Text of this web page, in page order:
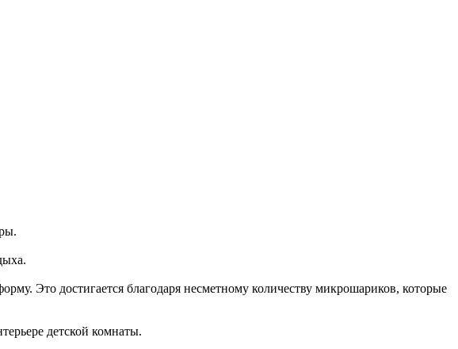
Это достигается благодаря несметному количеству микрошариков, которые
детской комнаты.